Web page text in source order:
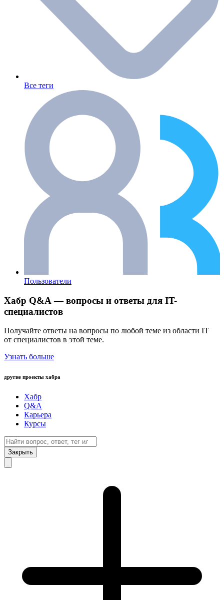
Все теги
Пользователи
Хабр Q&A — вопросы и ответы для IT-
специалистов
Получайте ответы на вопросы по любой теме из области IT
от специалистов в этой теме.
Узнать больше
другие проекты хабра
Хабр
Q&A
Карьера
Курсы
Закрыть